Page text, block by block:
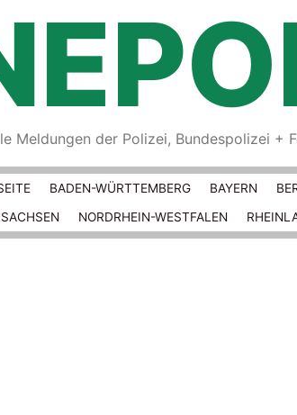
Meldungen der Polizei, Bundespolizei +
BADEN-WÜRTTEMBERG BAYERN
NORDRHEIN-WESTFALEN